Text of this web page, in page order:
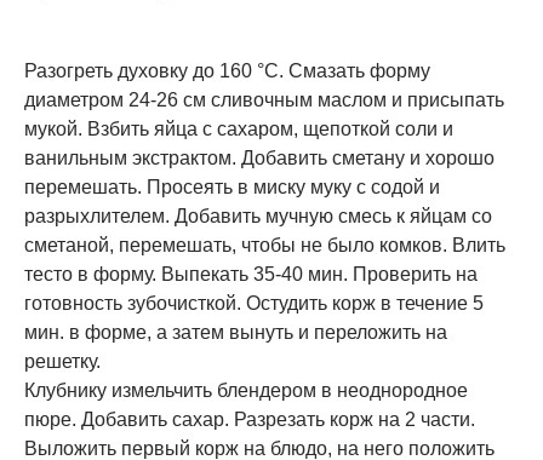
Разогреть духовку до 160 °С. Смазать форму
диаметром 24-26 см сливочным маслом и присыпать
мукой. Взбить яйца с сахаром, щепоткой соли и
ванильным экстрактом. Добавить сметану и хорошо
перемешать. Просеять в миску муку с содой и
разрыхлителем. Добавить мучную смесь к яйцам со
сметаной, перемешать, чтобы не было комков. Влить
тесто в форму. Выпекать 35-40 мин. Проверить на
готовность зубочисткой. Остудить корж в течение 5
мин. в форме, а затем вынуть и переложить на
решетку.
Клубнику измельчить блендером в неоднородное
пюре. Добавить сахар. Разрезать корж на 2 части.
Выложить первый корж на блюдо, на него положить